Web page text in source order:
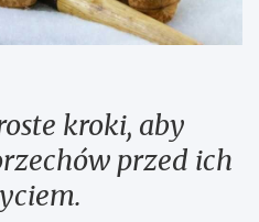
kroki, aby
przed ich